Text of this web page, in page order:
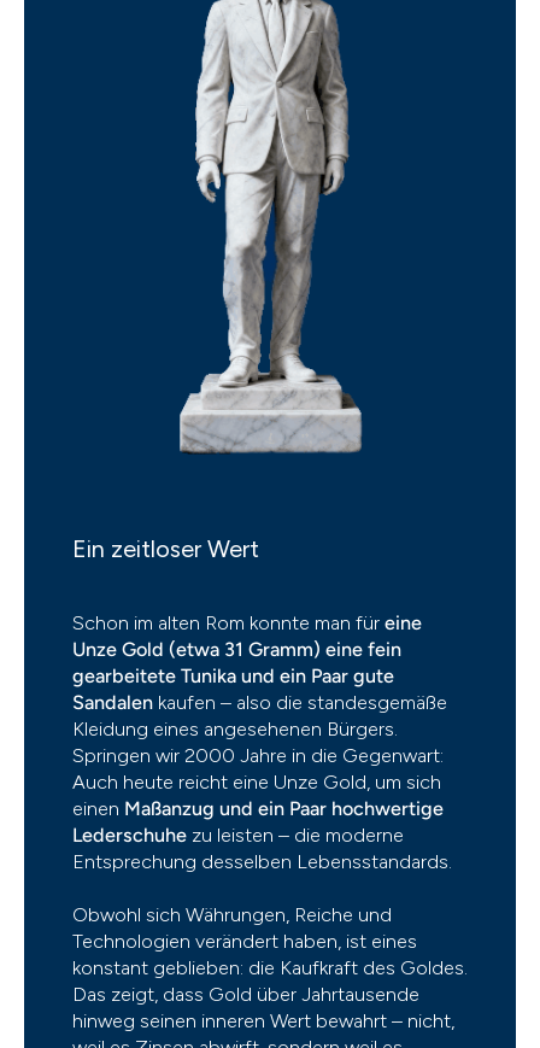
Ein zeitloser Wert
Schon im alten Rom konnte man für eine
Unze Gold (etwa 31 Gramm) eine fein
gearbeitete Tunika und ein Paar gute
Sandalen kaufen – also die standesgemäße
Kleidung eines angesehenen Bürgers.
Springen wir 2000 Jahre in die Gegenwart:
Auch heute reicht eine Unze Gold, um sich
einen Maßanzug und ein Paar hochwertige
Lederschuhe zu leisten – die moderne
Entsprechung desselben Lebensstandards.
Obwohl sich Währungen, Reiche und
Technologien verändert haben, ist eines
konstant geblieben: die Kaufkraft des Goldes.
Das zeigt, dass Gold über Jahrtausende
hinweg seinen inneren Wert bewahrt – nicht,